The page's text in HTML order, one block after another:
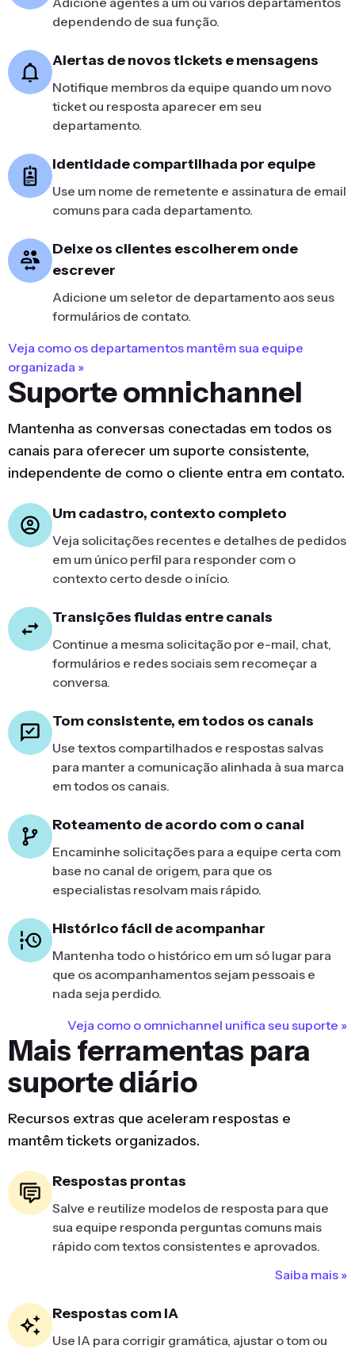
dependendo de sua função.
Alertas de novos tickets e mensagens
Notifique membros da equipe quando um novo
ticket ou resposta aparecer em seu
departamento.
Identidade compartilhada por equipe
Use um nome de remetente e assinatura de email
comuns para cada departamento.
Deixe os clientes escolherem onde
escrever
Adicione um seletor de departamento aos seus
formulários de contato.
Veja como os departamentos mantêm sua equipe
organizada »
Suporte omnichannel
Mantenha as conversas conectadas em todos os
canais para oferecer um suporte consistente,
independente de como o cliente entra em contato.
Um cadastro, contexto completo
Veja solicitações recentes e detalhes de pedidos
em um único perfil para responder com o
contexto certo desde o início.
Transições fluidas entre canais
Continue a mesma solicitação por e-mail, chat,
formulários e redes sociais sem recomeçar a
conversa.
Tom consistente, em todos os canais
Use textos compartilhados e respostas salvas
para manter a comunicação alinhada à sua marca
em todos os canais.
Roteamento de acordo com o canal
Encaminhe solicitações para a equipe certa com
base no canal de origem, para que os
especialistas resolvam mais rápido.
Histórico fácil de acompanhar
Mantenha todo o histórico em um só lugar para
que os acompanhamentos sejam pessoais e
nada seja perdido.
Veja como o omnichannel unifica seu suporte »
Mais ferramentas para
suporte diário
Recursos extras que aceleram respostas e
mantêm tickets organizados.
Respostas prontas
Salve e reutilize modelos de resposta para que
sua equipe responda perguntas comuns mais
rápido com textos consistentes e aprovados.
Saiba mais »
Respostas com IA
Use IA para corrigir gramática, ajustar o tom ou